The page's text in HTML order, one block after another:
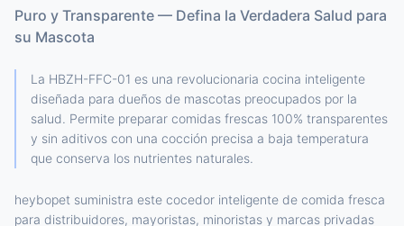
Puro y Transparente — Defina la Verdadera Salud para
su Mascota
La HBZH-FFC-01 es una revolucionaria cocina inteligente
diseñada para dueños de mascotas preocupados por la
salud. Permite preparar comidas frescas 100% transparentes
y sin aditivos con una cocción precisa a baja temperatura
que conserva los nutrientes naturales.
heybopet suministra este cocedor inteligente de comida fresca
para distribuidores, mayoristas, minoristas y marcas privadas